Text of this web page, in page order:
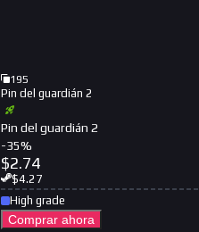
195
Pin del guardián 2
Pin del guardián 2
-35%
$2.74
$4.27
High grade
Comprar ahora